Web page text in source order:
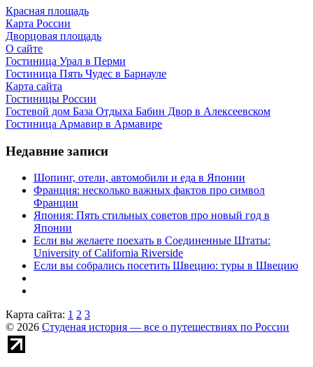
Красная площадь
Карта России
Дворцовая площадь
О сайте
Гостиница Урал в Перми
Гостиница Пять Чудес в Барнауле
Карта сайта
Гостиницы России
Гостевой дом База Отдыха Бабин Двор в Алексеевском
Гостиница Армавир в Армавире
Недавние записи
Шопинг, отели, автомобили и еда в Японии
Франция: несколько важных фактов про символ
Франции
Япония: Пять стильных советов про новый год в
Японии
Если вы желаете поехать в Соединенные Штаты:
University of California Riverside
Если вы собрались посетить Швецию: туры в Швецию
Карта сайта: 1 2 3
© 2026 Студеная история — все о путешествиях по России